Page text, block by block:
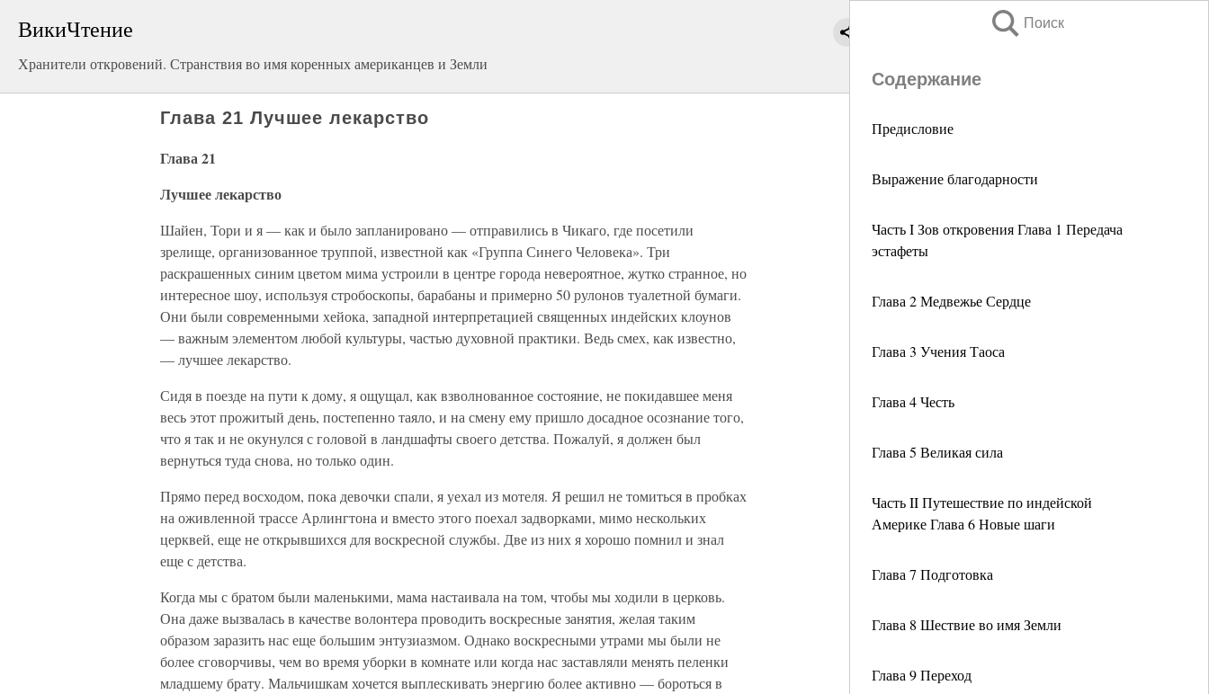
ВикиЧтение
Хранители откровений. Странствия во имя коренных американцев и Земли
Поиск
Содержание
Предисловие
Выражение благодарности
Часть I Зов откровения Глава 1 Передача
эстафеты
Глава 2 Медвежье Сердце
Глава 3 Учения Таоса
Глава 4 Честь
Глава 5 Великая сила
Часть II Путешествие по индейской
Америке Глава 6 Новые шаги
Глава 7 Подготовка
Глава 8 Шествие во имя Земли
Глава 9 Переход
Глава 21 Лучшее лекарство
Глава 21
Лучшее лекарство
Шайен, Тори и я — как и было запланировано — отправились в Чикаго, где посетили
зрелище, организованное труппой, известной как «Группа Синего Человека». Три
раскрашенных синим цветом мима устроили в центре города невероятное, жутко странное, но
интересное шоу, используя стробоскопы, барабаны и примерно 50 рулонов туалетной бумаги.
Они были современными хейока, западной интерпретацией священных индейских клоунов
— важным элементом любой культуры, частью духовной практики. Ведь смех, как известно,
— лучшее лекарство.
Сидя в поезде на пути к дому, я ощущал, как взволнованное состояние, не покидавшее меня
весь этот прожитый день, постепенно таяло, и на смену ему пришло досадное осознание того,
что я так и не окунулся с головой в ландшафты своего детства. Пожалуй, я должен был
вернуться туда снова, но только один.
Прямо перед восходом, пока девочки спали, я уехал из мотеля. Я решил не томиться в пробках
на оживленной трассе Арлингтона и вместо этого поехал задворками, мимо нескольких
церквей, еще не открывшихся для воскресной службы. Две из них я хорошо помнил и знал
еще с детства.
Когда мы с братом были маленькими, мама настаивала на том, чтобы мы ходили в церковь.
Она даже вызвалась в качестве волонтера проводить воскресные занятия, желая таким
образом заразить нас еще большим энтузиазмом. Однако воскресными утрами мы были не
более сговорчивы, чем во время уборки в комнате или когда нас заставляли менять пеленки
младшему брату. Мальчишкам хочется выплескивать энергию более активно — бороться в